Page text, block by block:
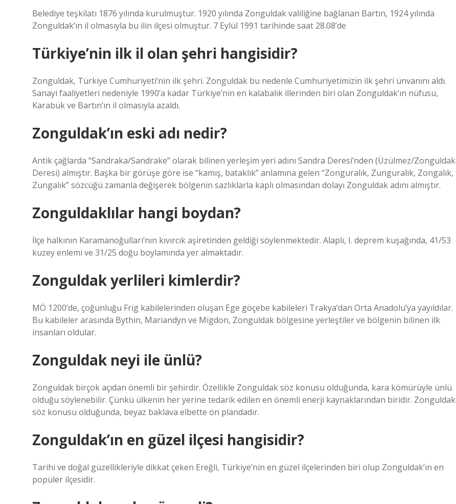
Belediye teşkilatı 1876 yılında kurulmuştur. 1920 yılında Zonguldak valiliğine bağlanan Bartın, 1924 yılında
Zonguldak’ın il olmasıyla bu ilin ilçesi olmuştur. 7 Eylül 1991 tarihinde saat 28.08’de
Türkiye’nin ilk il olan şehri hangisidir?
Zonguldak, Türkiye Cumhuriyeti’nin ilk şehri. Zonguldak bu nedenle Cumhuriyetimizin ilk şehri ünvanını aldı.
Sanayi faaliyetleri nedeniyle 1990’a kadar Türkiye’nin en kalabalık illerinden biri olan Zonguldak’ın nüfusu,
Karabük ve Bartın’ın il olmasıyla azaldı.
Zonguldak’ın eski adı nedir?
Antik çağlarda “Sandraka/Sandrake” olarak bilinen yerleşim yeri adını Sandra Deresi’nden (Üzülmez/Zonguldak
Deresi) almıştır. Başka bir görüşe göre ise “kamış, bataklık” anlamına gelen “Zonguralık, Zunguralık, Zongalık,
Zungalık” sözcüğü zamanla değişerek bölgenin sazlıklarla kaplı olmasından dolayı Zonguldak adını almıştır.
Zonguldaklılar hangi boydan?
İlçe halkının Karamanoğulları’nın kıvırcık aşiretinden geldiği söylenmektedir. Alaplı, I. deprem kuşağında, 41/53
kuzey enlemi ve 31/25 doğu boylamında yer almaktadır.
Zonguldak yerlileri kimlerdir?
MÖ 1200’de, çoğunluğu Frig kabilelerinden oluşan Ege göçebe kabileleri Trakya’dan Orta Anadolu’ya yayıldılar.
Bu kabileler arasında Bythin, Mariandyn ve Migdon, Zonguldak bölgesine yerleştiler ve bölgenin bilinen ilk
insanları oldular.
Zonguldak neyi ile ünlü?
Zonguldak birçok açıdan önemli bir şehirdir. Özellikle Zonguldak söz konusu olduğunda, kara kömürüyle ünlü
olduğu söylenebilir. Çünkü ülkenin her yerine tedarik edilen en önemli enerji kaynaklarından biridir. Zonguldak
söz konusu olduğunda, beyaz baklava elbette ön plandadır.
Zonguldak’ın en güzel ilçesi hangisidir?
Tarihi ve doğal güzellikleriyle dikkat çeken Ereğli, Türkiye’nin en güzel ilçelerinden biri olup Zonguldak’ın en
popüler ilçesidir.